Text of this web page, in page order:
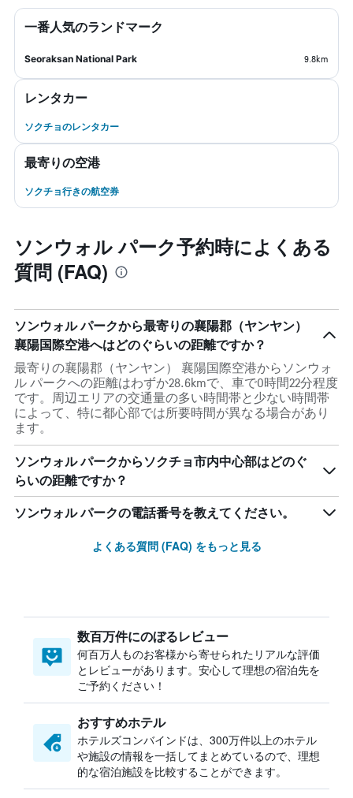
一番人気のランドマーク
Seoraksan National Park 9.8km
レンタカー
ソクチョのレンタカー
最寄りの空港
ソクチョ行きの航空券
ソンウォル パーク予約時によくある
質問 (FAQ)
ソンウォル パークから最寄りの襄陽郡（ヤンヤン）
襄陽国際空港へはどのぐらいの距離ですか？
最寄りの襄陽郡（ヤンヤン） 襄陽国際空港からソンウォ
ル パークへの距離はわずか28.6kmで、車で0時間22分程度
です。周辺エリアの交通量の多い時間帯と少ない時間帯
によって、特に都心部では所要時間が異なる場合があり
ます。
ソンウォル パークからソクチョ市内中心部はどのぐ
らいの距離ですか？
ソンウォル パークの電話番号を教えてください。
よくある質問 (FAQ) をもっと見る
数百万件にのぼるレビュー
何百万人ものお客様から寄せられたリアルな評価
とレビューがあります。安心して理想の宿泊先を
ご予約ください！
おすすめホテル
ホテルズコンバインドは、300万件以上のホテル
や施設の情報を一括してまとめているので、理想
的な宿泊施設を比較することができます。